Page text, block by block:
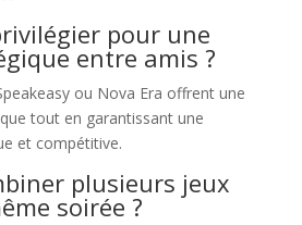
pour une
entre amis ?
ou Nova Era offrent une
tout en garantissant une
et compétitive.
plusieurs jeux
soirée ?